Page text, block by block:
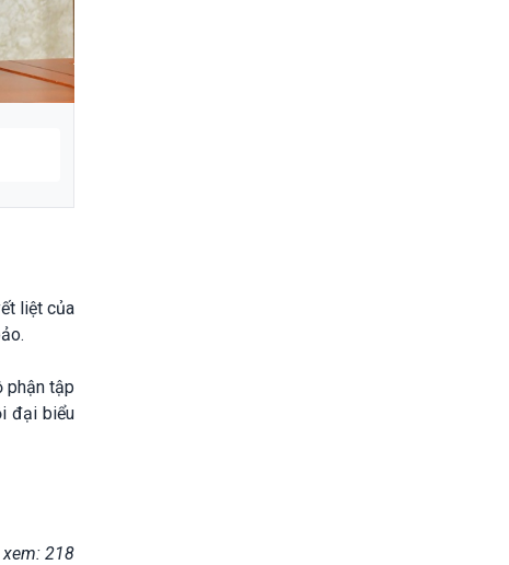
liệt của
phận tập
đại biểu
218